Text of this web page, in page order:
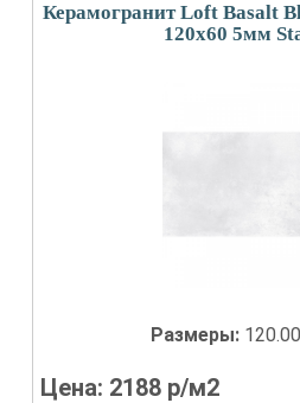
Керамогранит Loft Basalt
120x60 5мм
Размеры:
Цена: 2188 р/м2